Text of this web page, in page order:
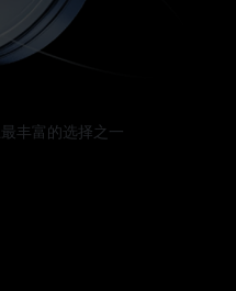
最丰富的选择之一